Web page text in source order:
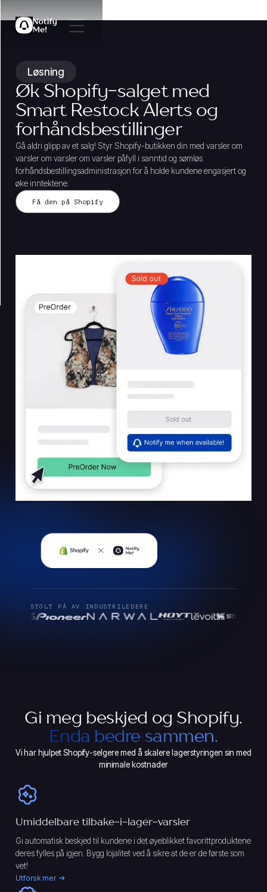
Løsning
Øk Shopify-salget med
Smart Restock Alerts og
forhåndsbestillinger
Gå aldri glipp av et salg! Styr Shopify-butikken din med varsler om
varsler om varsler om varsler påfyll i sanntid og sømløs
forhåndsbestillingsadministrasjon for å holde kundene engasjert og
øke inntektene.
Få den på Shopify
STOLT PÅ AV INDUSTRILEDERE
Gi meg beskjed og Shopify.
Enda bedre sammen.
Vi har hjulpet Shopify-selgere med å skalere lagerstyringen sin med
minimale kostnader
Umiddelbare tilbake-i-lager-varsler
Gi automatisk beskjed til kundene i det øyeblikket favorittproduktene
deres fylles på igjen. Bygg lojalitet ved å sikre at de er de første som
vet!
Utforsk mer